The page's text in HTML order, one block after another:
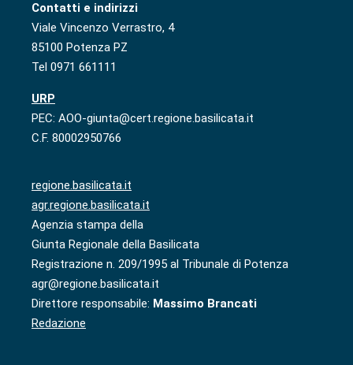
Contatti e indirizzi
Viale Vincenzo Verrastro, 4
85100 Potenza PZ
Tel 0971 661111
URP
PEC: AOO-giunta@cert.regione.basilicata.it
C.F. 80002950766
regione.basilicata.it
agr.regione.basilicata.it
Agenzia stampa della
Giunta Regionale della Basilicata
Registrazione n. 209/1995 al Tribunale di Potenza
agr@regione.basilicata.it
Direttore responsabile: Massimo Brancati
Redazione